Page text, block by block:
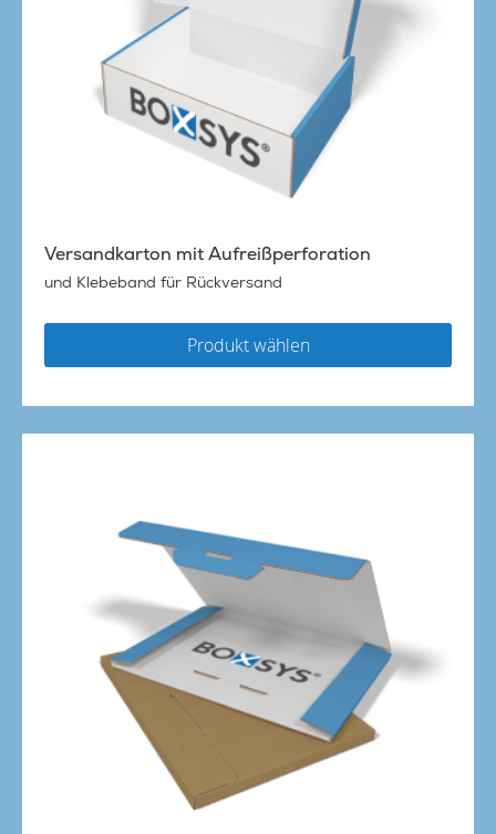
Versandkarton mit Aufreißperforation
und Klebeband für Rückversand
Produkt wählen